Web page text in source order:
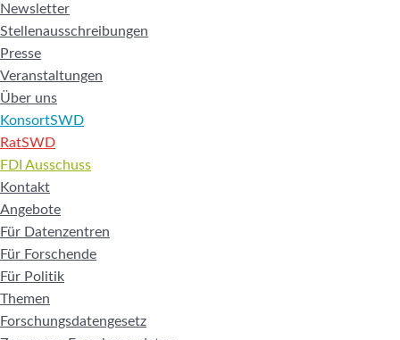
Newsletter
Stellenausschreibungen
Presse
Veranstaltungen
Über uns
KonsortSWD
RatSWD
FDI Ausschuss
Kontakt
Angebote
Für Datenzentren
Für Forschende
Für Politik
Themen
Forschungsdatengesetz